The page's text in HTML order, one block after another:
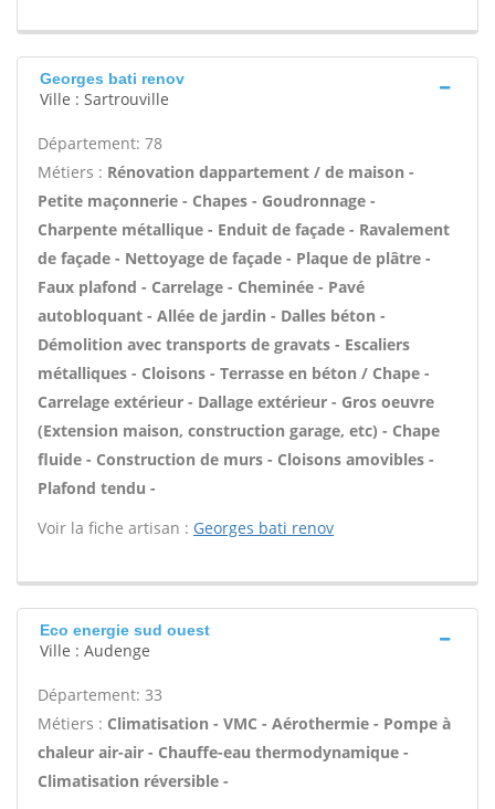
Georges bati renov
Ville : Sartrouville
Département: 78
Métiers : Rénovation dappartement / de maison -
Petite maçonnerie - Chapes - Goudronnage -
Charpente métallique - Enduit de façade - Ravalement
de façade - Nettoyage de façade - Plaque de plâtre -
Faux plafond - Carrelage - Cheminée - Pavé
autobloquant - Allée de jardin - Dalles béton -
Démolition avec transports de gravats - Escaliers
métalliques - Cloisons - Terrasse en béton / Chape -
Carrelage extérieur - Dallage extérieur - Gros oeuvre
(Extension maison, construction garage, etc) - Chape
fluide - Construction de murs - Cloisons amovibles -
Plafond tendu -
Voir la fiche artisan : Georges bati renov
Eco energie sud ouest
Ville : Audenge
Département: 33
Métiers : Climatisation - VMC - Aérothermie - Pompe à
chaleur air-air - Chauffe-eau thermodynamique -
Climatisation réversible -